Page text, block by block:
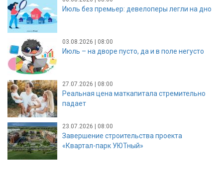
Июль без премьер: девелоперы легли на дно
03.08.2026 | 08:00
Июль – на дворе пусто, да и в поле негусто
27.07.2026 | 08:00
Реальная цена маткапитала стремительно
падает
23.07.2026 | 08:00
Завершение строительства проекта
«Квартал-парк УЮТный»